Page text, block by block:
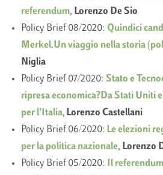
referendum, Lorenzo De Sio
Policy Brief 08/2020: Quindici
Merkel.Un viaggio nella storia
Niglia
Policy Brief 07/2020: Stato e
ripresa economica?Da Stati Uniti
per l’Italia,Lorenzo Castellani
Policy Brief 06/2020: Le elezioni
per la politica nazionale, Lorenzo
Policy Brief 05/2020:
Il